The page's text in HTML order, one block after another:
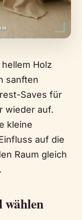
Holz
sanften
Saves für
wieder auf.
kleine
auf die
Raum gleich
wählen